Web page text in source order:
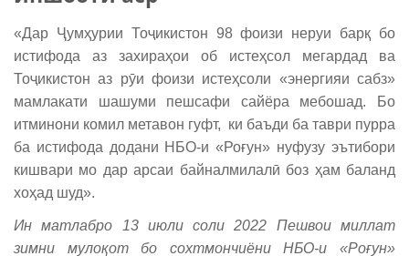
«Дар Ҷумҳурии Тоҷикистон 98 фоизи неруи барқ бо
истифода аз захираҳои об истеҳсол мегардад ва
Тоҷикистон аз рӯи фоизи истеҳсоли «энергияи сабз»
мамлакати шашуми пешсафи сайёра мебошад. Бо
итминони комил метавон гуфт, ки баъди ба таври пурра
ба истифода додани НБО-и «Роғун» нуфузу эътибори
кишвари мо дар арсаи байналмилалӣ боз ҳам баланд
хоҳад шуд».
Ин матлабро 13 июли соли 2022 Пешвои миллат
зимни мулоқот бо сохтмончиёни НБО-и «Роғун»